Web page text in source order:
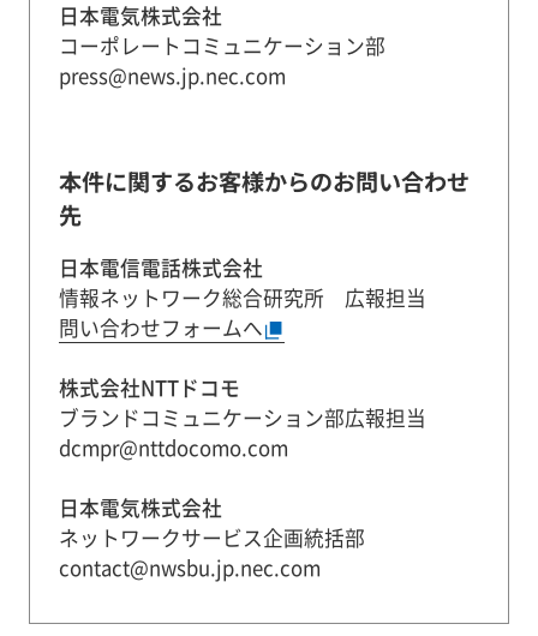
日本電気株式会社
コーポレートコミュニケーション部
press@news.jp.nec.com
本件に関するお客様からのお問い合わせ
先
日本電信電話株式会社
情報ネットワーク総合研究所 広報担当
問い合わせフォームへ
株式会社NTTドコモ
ブランドコミュニケーション部広報担当
dcmpr@nttdocomo.com
日本電気株式会社
ネットワークサービス企画統括部
contact@nwsbu.jp.nec.com